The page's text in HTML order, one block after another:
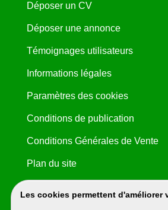
Les cookies permettent d'améliorer
Déposer un CV
Déposer une annonce
Témoignages utilisateurs
Informations légales
Paramètres des cookies
Conditions de publication
Conditions Générales de Vente
Plan du site